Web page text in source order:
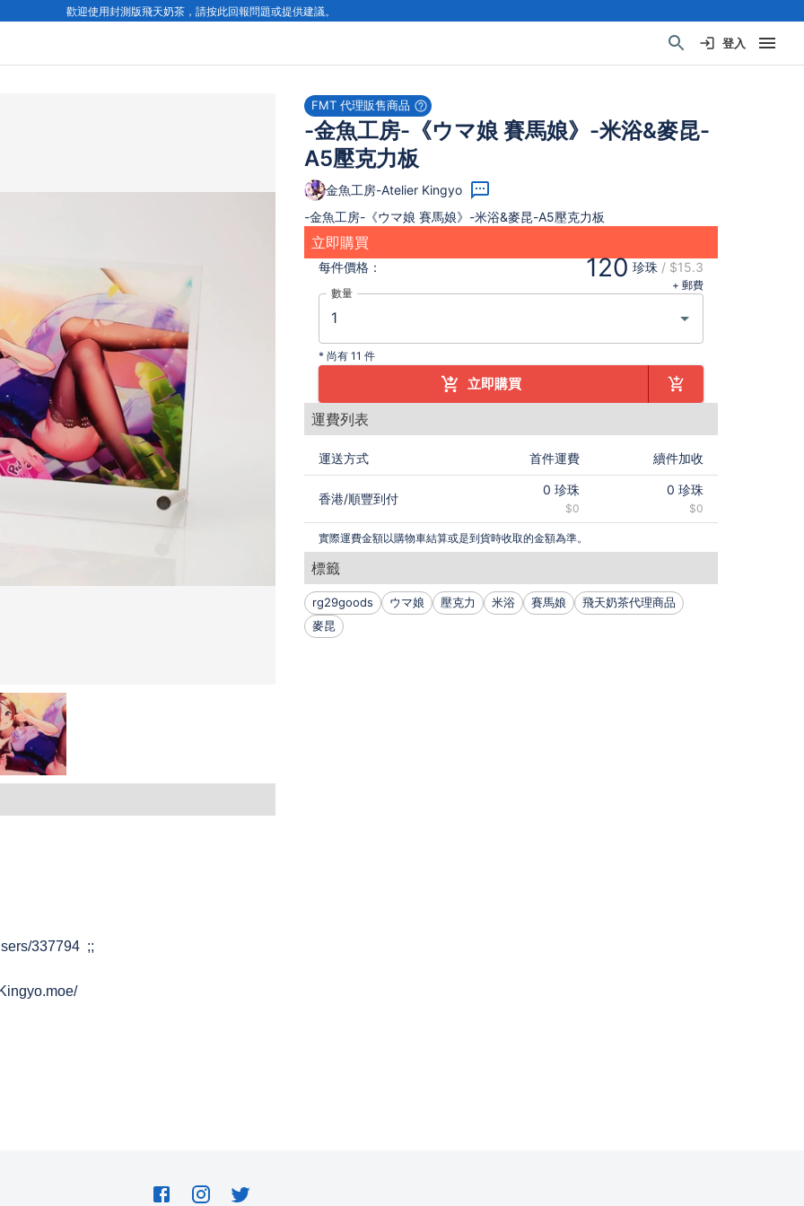
歡迎使用封測版飛天奶茶，請按此回報問題或提供建議。
登入
337794 ;;
FMT 代理販售商品
-金魚工房-《ウマ娘 賽馬娘》-米浴&麥昆-
A5壓克力板
金魚工房-Atelier Kingyo
-金魚工房-《ウマ娘 賽馬娘》-米浴&麥昆-A5壓克力板
立即購買
每件價格： 120 珍珠 / $15.3
+ 郵費
數量
* 尚有 11 件
立即購買
運費列表
運送方式 首件運費 續件加收
香港/順豐到付
0 珍珠
$0
0 珍珠
$0
實際運費金額以購物車結算或是到貨時收取的金額為準。
標籤
rg29goods ウマ娘 壓克力 米浴 賽馬娘
飛天奶茶代理商品
麥昆